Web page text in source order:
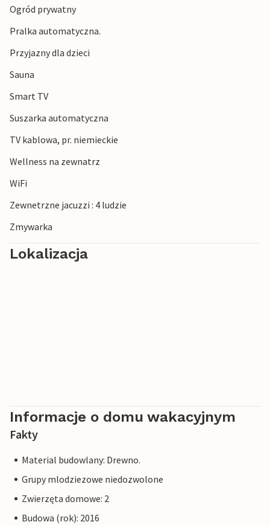
wycieczkę rowerową na półwysep Tipperne, ważny
rezerwat ptaków, lub odkryj urokliwy nadmorski krajobraz
restauracji i małego portu, aby urozmaicić swoje wakacje.
Ogród prywatny
Pralka automatyczna.
Przyjazny dla dzieci
Sauna
Smart TV
Suszarka automatyczna
TV kablowa, pr. niemieckie
Wellness na zewnatrz
WiFi
Zewnetrzne jacuzzi : 4 ludzie
Zmywarka
Lokalizacja
Informacje o domu wakacyjnym
Fakty
Material budowlany: Drewno.
Grupy mlodziezowe niedozwolone
Zwierzęta domowe: 2
Budowa (rok): 2016